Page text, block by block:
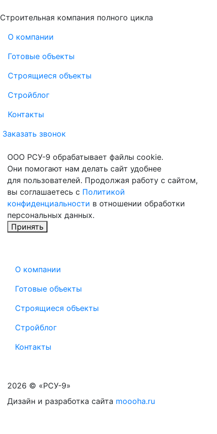
Строительная компания полного цикла
О компании
Готовые объекты
Строящиеся объекты
Стройблог
Контакты
Заказать звонок
ООО РСУ-9 обрабатывает файлы cookie.
Они помогают нам делать сайт удобнее
для пользователей. Продолжая работу с сайтом,
вы соглашаетесь с Политикой
конфиденциальности в отношении обработки
персональных данных.
Принять
О компании
Готовые объекты
Строящиеся объекты
Стройблог
Контакты
2026 © «РСУ-9»
Дизайн и разработка сайта moooha.ru